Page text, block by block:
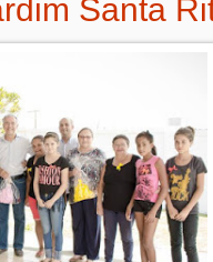
Santa